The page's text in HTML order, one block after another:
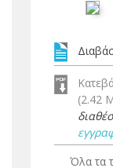
(2.42
Όλα τα